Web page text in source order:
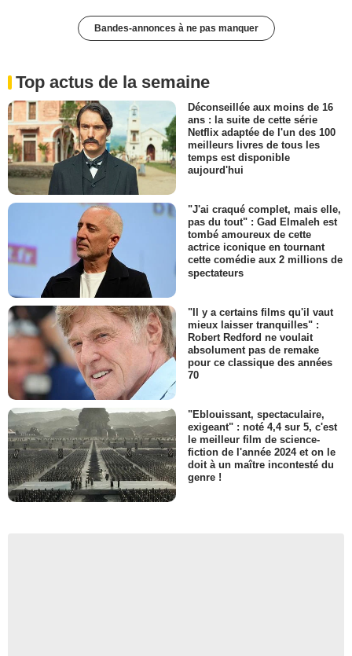
Bandes-annonces à ne pas manquer
Top actus de la semaine
Déconseillée aux moins de 16
ans : la suite de cette série
Netflix adaptée de l'un des 100
meilleurs livres de tous les
temps est disponible
aujourd'hui
"J'ai craqué complet, mais elle,
pas du tout" : Gad Elmaleh est
tombé amoureux de cette
actrice iconique en tournant
cette comédie aux 2 millions de
spectateurs
"Il y a certains films qu'il vaut
mieux laisser tranquilles" :
Robert Redford ne voulait
absolument pas de remake
pour ce classique des années
70
"Eblouissant, spectaculaire,
exigeant" : noté 4,4 sur 5, c'est
le meilleur film de science-
fiction de l'année 2024 et on le
doit à un maître incontesté du
genre !